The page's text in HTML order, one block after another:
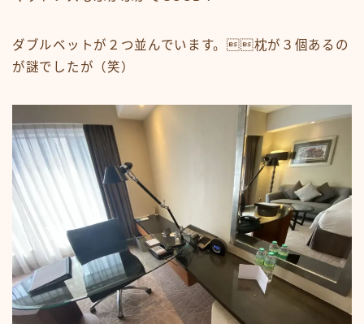
ダブルベットが２つ並んでいます。枕が３個あるの
が謎でしたが（笑）